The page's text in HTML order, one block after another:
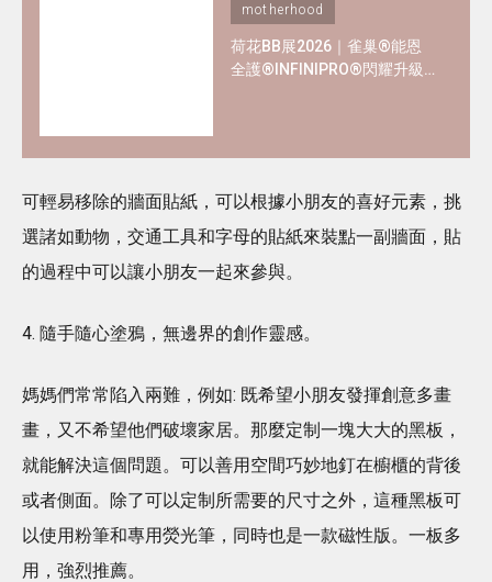
motherhood
荷花BB展2026｜雀巢®能恩
全護®INFINIPRO®閃耀升級
可輕易移除的牆面貼紙，可以根據小朋友的喜好元素，挑
選諸如動物，交通工具和字母的貼紙來裝點一副牆面，貼
的過程中可以讓小朋友一起來參與。
4. 隨手隨心塗鴉，無邊界的創作靈感。
媽媽們常常陷入兩難，例如: 既希望小朋友發揮創意多畫
畫，又不希望他們破壞家居。那麼定制一塊大大的黑板，
就能解決這個問題。可以善用空間巧妙地釘在櫥櫃的背後
或者側面。除了可以定制所需要的尺寸之外，這種黑板可
以使用粉筆和專用熒光筆，同時也是一款磁性版。一板多
用，強烈推薦。